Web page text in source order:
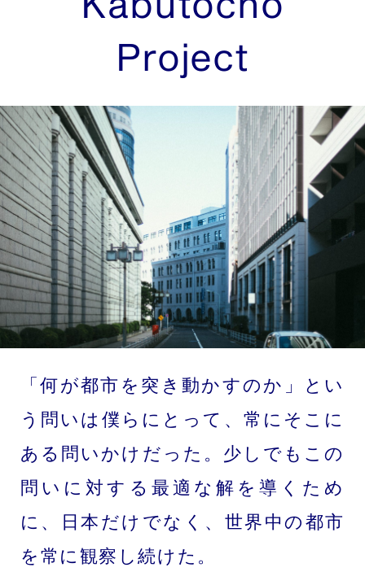
Project
「何が都市を突き動かすのか」とい
う問いは僕らにとって、常にそこに
ある問いかけだった。少しでもこの
問いに対する最適な解を導くため
に、日本だけでなく、世界中の都市
を常に観察し続けた。